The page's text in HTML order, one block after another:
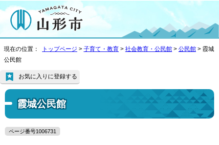
現在の位置： トップページ > 子育て・教育 > 社会教育・公民館 > 公民館 > 霞城
公民館
霞城公民館
お気に入りに登録する
ページ番号1006731